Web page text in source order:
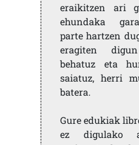
eraikitzen ari
ehundaka
parte hartzen
eragiten
behatuz eta
saiatuz, herri
batera.
Gure edukiak
ez digulako